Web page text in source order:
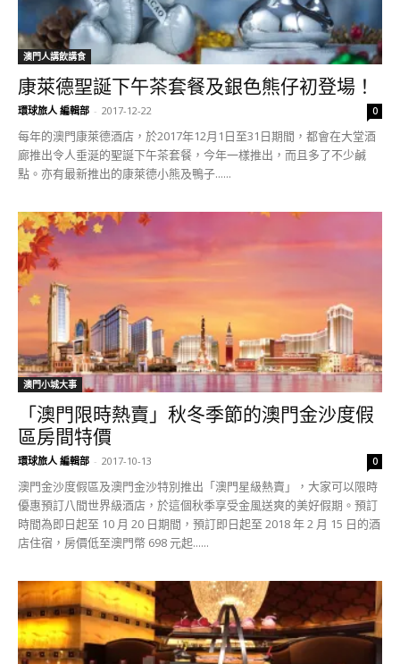
澳門人講飲講食
康萊德聖誕下午茶套餐及銀色熊仔初登場！
環球旅人 編輯部 - 2017-12-22 0
每年的澳門康萊德酒店，於2017年12月1日至31日期間，都會在大堂酒
廊推出令人垂涎的聖誕下午茶套餐，今年一樣推出，而且多了不少鹹
點。亦有最新推出的康萊德小熊及鴨子......
澳門小城大事
「澳門限時熱賣」秋冬季節的澳門金沙度假
區房間特價
環球旅人 編輯部 - 2017-10-13 0
澳門金沙度假區及澳門金沙特別推出「澳門星級熱賣」，大家可以限時
優惠預訂八間世界級酒店，於這個秋季享受金風送爽的美好假期。預訂
時間為即日起至 10 月 20 日期間，預訂即日起至 2018 年 2 月 15 日的酒
店住宿，房價低至澳門幣 698 元起......